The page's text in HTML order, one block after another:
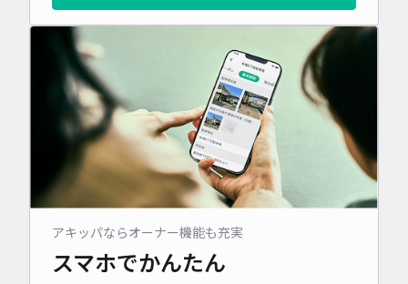
アキッパならオーナー機能も充実
スマホでかんたん